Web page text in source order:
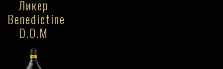
Ликер
Benedictine
D.O.M